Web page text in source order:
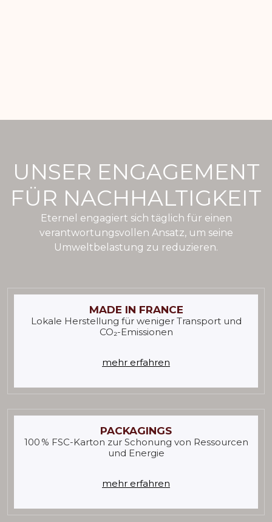
UNSER ENGAGEMENT
FÜR NACHHALTIGKEIT
Eternel engagiert sich täglich für einen
verantwortungsvollen Ansatz, um seine
Umweltbelastung zu reduzieren.
MADE IN FRANCE
Lokale Herstellung für weniger Transport und
CO₂-Emissionen
mehr erfahren
PACKAGINGS
100 % FSC-Karton zur Schonung von Ressourcen
und Energie
mehr erfahren